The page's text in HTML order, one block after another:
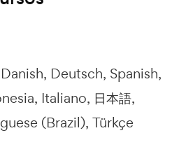
Danish Deutsch Spanish
Italiano 日本語
(Brazil) Türkçe